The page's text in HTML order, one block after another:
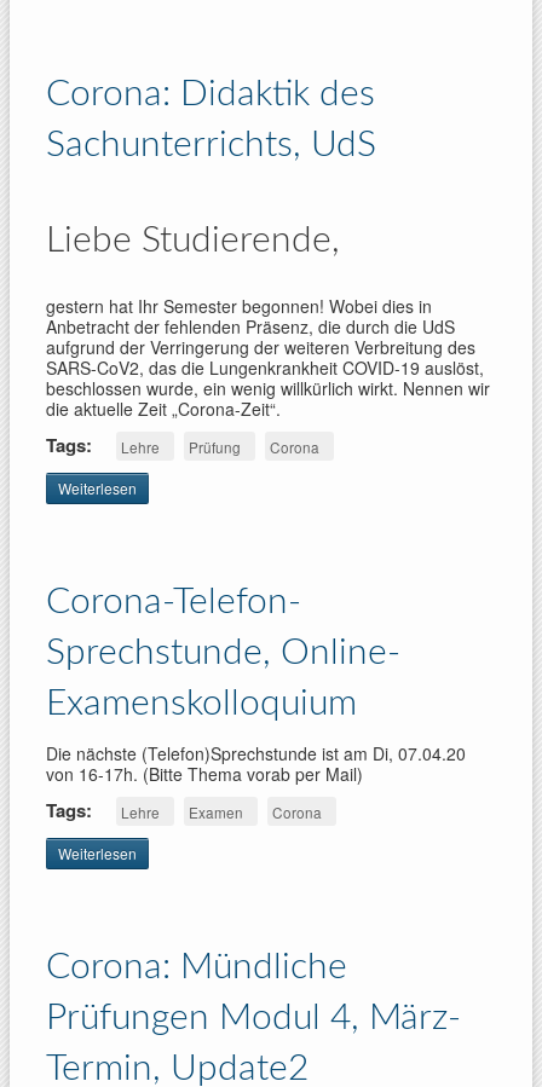
Corona: Didaktik des
Sachunterrichts, UdS
Liebe Studierende,
gestern hat Ihr Semester begonnen! Wobei dies in
Anbetracht der fehlenden Präsenz, die durch die UdS
aufgrund der Verringerung der weiteren Verbreitung des
SARS-CoV2, das die Lungenkrankheit COVID-19 auslöst,
beschlossen wurde, ein wenig willkürlich wirkt. Nennen wir
die aktuelle Zeit „Corona-Zeit“.
Tags: Lehre Prüfung
Corona
Weiterlesen
Corona-Telefon-
Sprechstunde, Online-
Examenskolloquium
Die nächste (Telefon)Sprechstunde ist am Di, 07.04.20
von 16-17h. (Bitte Thema vorab per Mail)
Tags: Lehre Examen
Corona
Weiterlesen
Corona: Mündliche
Prüfungen Modul 4, März-
Termin, Update2